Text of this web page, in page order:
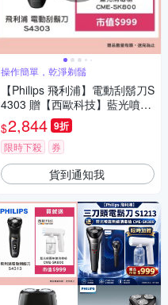
操作簡單，乾淨剃鬚
【Philips 飛利浦】電動刮鬍刀S
4303 贈【西歐科技】藍光噴霧
無線消毒槍CME-SK800
$2,844 9折
限時下殺 券
貨到通知我